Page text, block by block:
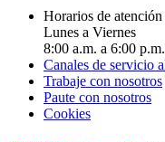
Horarios de atención
Lunes a Viernes
8:00 a.m. a 6:00 p.m.
Canales de servicio
Trabaje con nosotros
Paute con nosotros
Cookies